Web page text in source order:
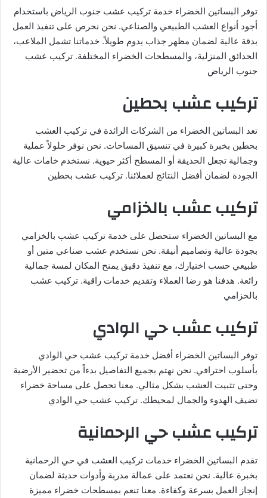
توفر البساتين الخضراء خدمة تركيب عشب جنوب الرياض باستخدام
أجود أنواع العشب الطبيعي والصناعي. نحن نحرص على تنفيذ العمل
بدقة عالية لضمان مظهر جذاب يدوم طويلاً. خدماتنا تشمل الملاعب،
الحدائق المنزلية، والمسطحات الخضراء المختلفة. تركيب عشب
جنوب الرياض
تركيب عشب بحطين
تعد البساتين الخضراء من الشركات الرائدة في تركيب العشب
بحطين بخبرة كبيرة في تنسيق المساحات. نحن نوفر حلولاً عملية
وجمالية تجعل الحديقة أو المسطح أكثر حيوية. نستخدم خامات عالية
الجودة لضمان أفضل النتائج لعملائنا. تركيب عشب بحطين
تركيب عشب بالخزامي
مع البساتين الخضراء ستحصل على خدمة تركيب عشب بالخزامي
بجودة عالية وتصاميم أنيقة. نحن نستخدم عشب صناعي متين أو
طبيعي حسب اختيارك، مع تنفيذ دقيق يمنح المكان لمسة جمالية
رائعة. هدفنا هو رضا العملاء وتقديم خدمات راقية. تركيب عشب
بالخزامي
تركيب عشب حي الوادي
توفر البساتين الخضراء أفضل خدمة تركيب عشب حي الوادي
بأسلوب احترافي. نحن نهتم بجميع التفاصيل بدءاً من تحضير الأرضية
وحتى تثبيت العشب بشكل مثالي. معنا تحصل على مساحة خضراء
تضيف الهدوء والجمال لمحيطك. تركيب عشب حي الوادي
تركيب عشب حي الرحمانية
تقدم البساتين الخضراء خدمات تركيب العشب في حي الرحمانية
بخبرة عالية. نحن نعتمد على عمالة مدربة وأدوات حديثة لضمان
إنجاز العمل بسرعة وكفاءة. معنا تنعم بمسطحات خضراء مميزة